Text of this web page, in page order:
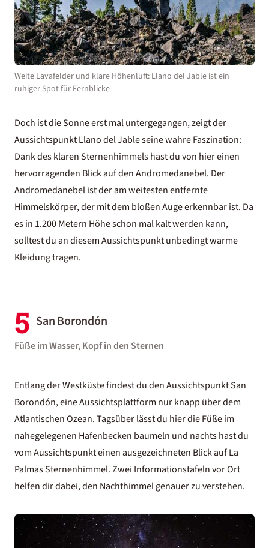
Weite Lavafelder und klare Höhenluft: Llano del Jable ist ein
ruhiger Spot für Fernblicke
Doch ist die Sonne erst mal untergegangen, zeigt der
Aussichtspunkt Llano del Jable seine wahre Faszination:
Dank des klaren Sternenhimmels hast du von hier einen
hervorragenden Blick auf den Andromedanebel. Der
Andromedanebel ist der am weitesten entfernte
Himmelskörper, der mit dem bloßen Auge erkennbar ist. Da
es in 1.200 Metern Höhe schon mal kalt werden kann,
solltest du an diesem Aussichtspunkt unbedingt warme
Kleidung tragen.
5 San Borondón
Füße im Wasser, Kopf in den Sternen
Entlang der Westküste findest du den Aussichtspunkt San
Borondón, eine Aussichtsplattform nur knapp über dem
Atlantischen Ozean. Tagsüber lässt du hier die Füße im
nahegelegenen Hafenbecken baumeln und nachts hast du
vom Aussichtspunkt einen ausgezeichneten Blick auf La
Palmas Sternenhimmel. Zwei Informationstafeln vor Ort
helfen dir dabei, den Nachthimmel genauer zu verstehen.